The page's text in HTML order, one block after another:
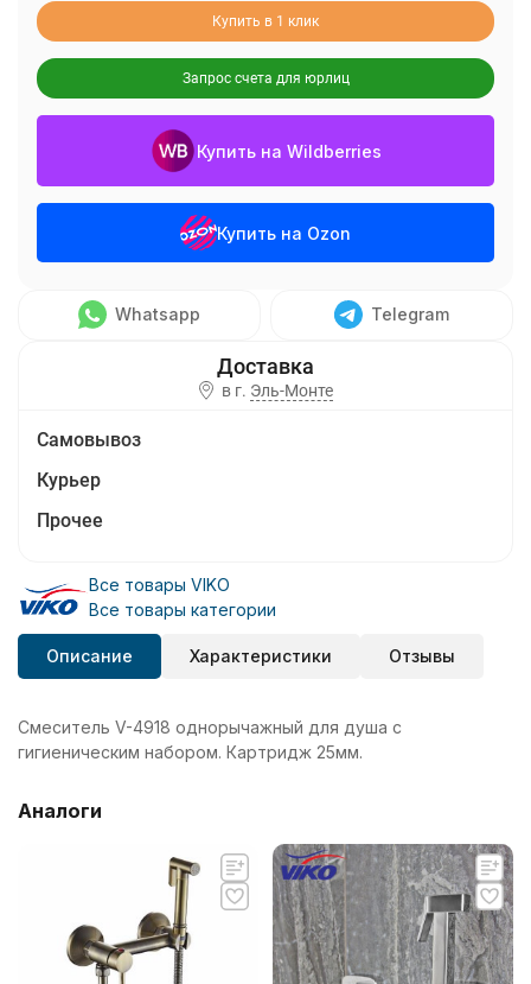
Купить в 1 клик
Запрос счета для юрлиц
Купить на Wildberries
Купить на Ozon
Whatsapp Telegram
в г. Эль-Монте
Самовывоз
Курьер
Прочее
Все товары VIKO
Все товары категории
Описание Характеристики Отзывы
Смеситель V-4918 однорычажный для душа с
гигиеническим набором. Картридж 25мм.
Аналоги